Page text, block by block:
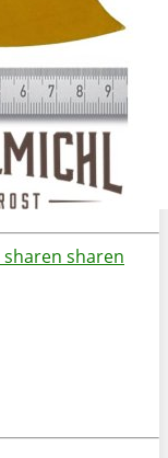
sharen sharen